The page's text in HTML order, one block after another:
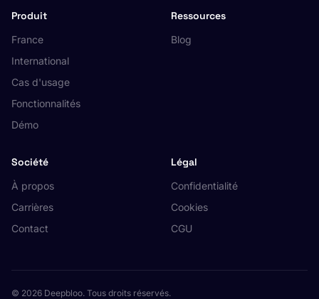
Produit
France
International
Cas d'usage
Fonctionnalités
Démo
Ressources
Blog
Société
À propos
Carrières
Contact
Légal
Confidentialité
Cookies
CGU
© 2026 Deepbloo. Tous droits réservés.